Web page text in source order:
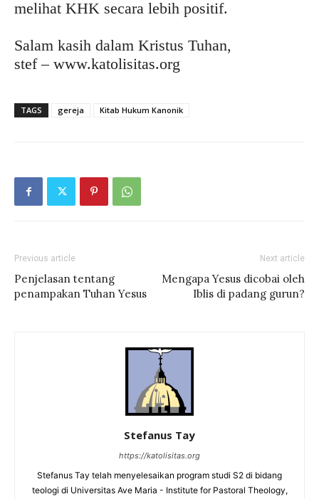
melihat KHK secara lebih positif.
Salam kasih dalam Kristus Tuhan,
stef – www.katolisitas.org
TAGS gereja Kitab Hukum Kanonik
Previous article
Penjelasan tentang
penampakan Tuhan Yesus
Next article
Mengapa Yesus dicobai oleh
Iblis di padang gurun?
Stefanus Tay
https://katolisitas.org
Stefanus Tay telah menyelesaikan program studi S2 di bidang
teologi di Universitas Ave Maria - Institute for Pastoral Theology,